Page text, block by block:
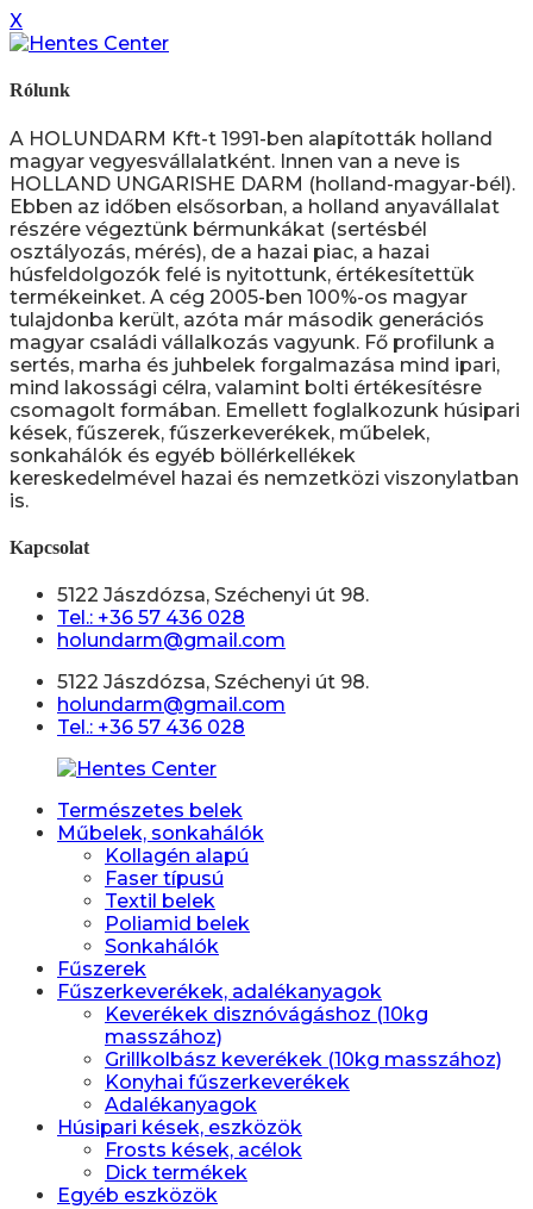
X
Rólunk
A HOLUNDARM Kft-t 1991-ben alapították holland
magyar vegyesvállalatként. Innen van a neve is
HOLLAND UNGARISHE DARM (holland-magyar-bél).
Ebben az időben elsősorban, a holland anyavállalat
részére végeztünk bérmunkákat (sertésbél
osztályozás, mérés), de a hazai piac, a hazai
húsfeldolgozók felé is nyitottunk, értékesítettük
termékeinket. A cég 2005-ben 100%-os magyar
tulajdonba került, azóta már második generációs
magyar családi vállalkozás vagyunk. Fő profilunk a
sertés, marha és juhbelek forgalmazása mind ipari,
mind lakossági célra, valamint bolti értékesítésre
csomagolt formában. Emellett foglalkozunk húsipari
kések, fűszerek, fűszerkeverékek, műbelek,
sonkahálók és egyéb böllérkellékek
kereskedelmével hazai és nemzetközi viszonylatban
is.
Kapcsolat
5122 Jászdózsa, Széchenyi út 98.
Tel.: +36 57 436 028
holundarm@gmail.com
5122 Jászdózsa, Széchenyi út 98.
holundarm@gmail.com
Tel.: +36 57 436 028
Természetes belek
Műbelek, sonkahálók
Kollagén alapú
Faser típusú
Textil belek
Poliamid belek
Sonkahálók
Fűszerek
Fűszerkeverékek, adalékanyagok
Keverékek disznóvágáshoz (10kg
masszához)
Grillkolbász keverékek (10kg masszához)
Konyhai fűszerkeverékek
Adalékanyagok
Húsipari kések, eszközök
Frosts kések, acélok
Dick termékek
Egyéb eszközök